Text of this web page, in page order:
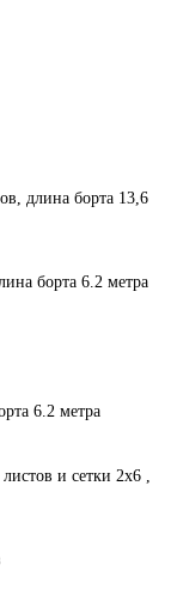
длина борта 13,6
борта 6.2 метра
6.2 метра
и сетки 2х6 ,